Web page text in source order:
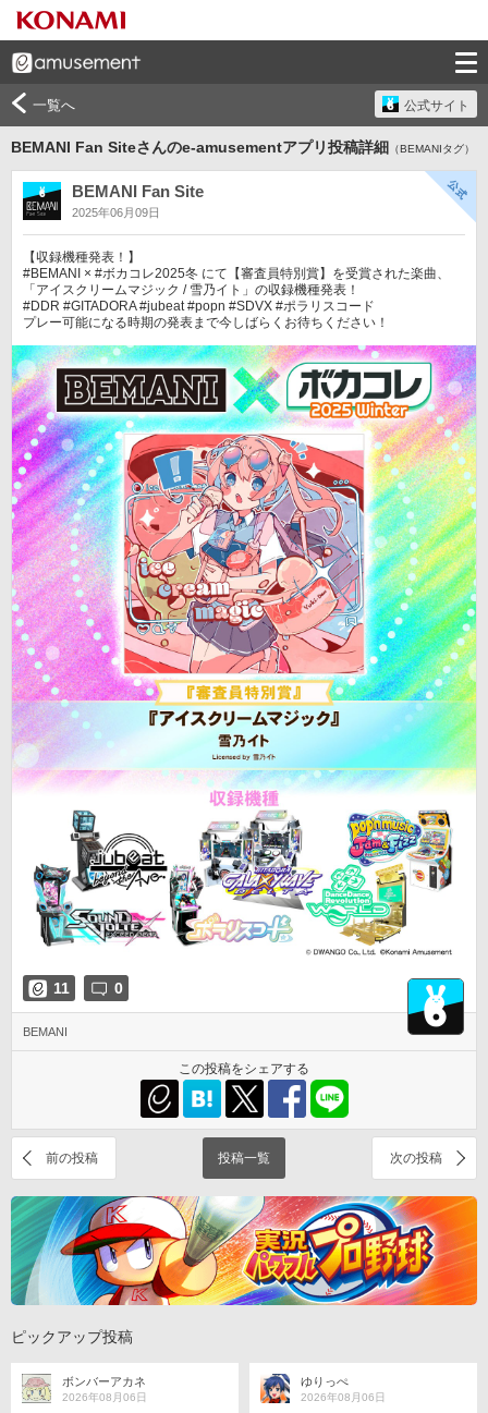
一覧へ 公式サイト
BEMANI Fan Siteさんのe-amusementアプリ投稿詳細 （BEMANIタグ）
BEMANI Fan Site
2025年06月09日
【収録機種発表！】
#BEMANI × #ボカコレ2025冬 にて【審査員特別賞】を受賞された楽曲、
「アイスクリームマジック / 雪乃イト」の収録機種発表！
#DDR #GITADORA #jubeat #popn #SDVX #ポラリスコード
プレー可能になる時期の発表まで今しばらくお待ちください！
11 0
BEMANI
この投稿をシェアする
前の投稿 投稿一覧 次の投稿
ピックアップ投稿
ボンバーアカネ
2026年08月06日
ゆりっぺ
2026年08月06日